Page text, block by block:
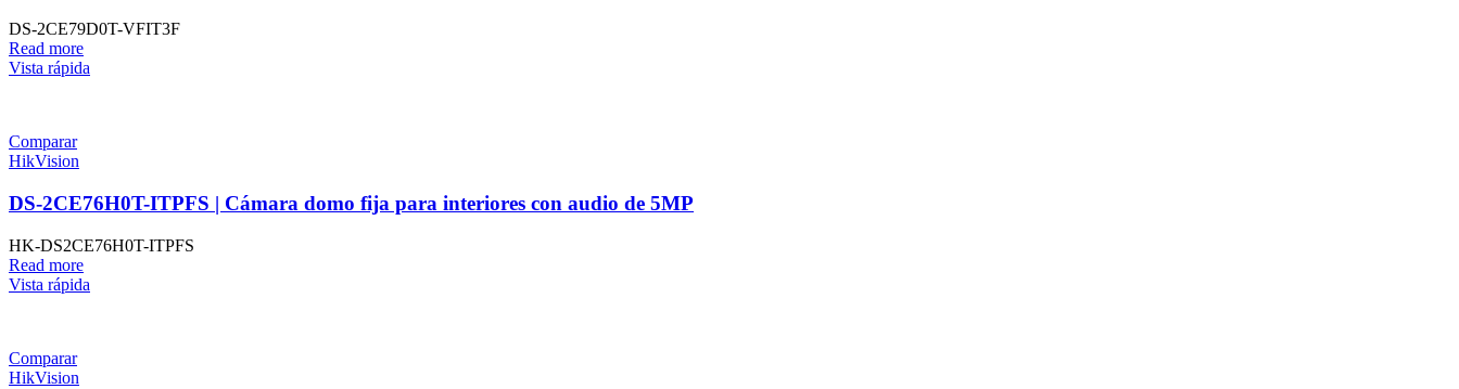
DS-2CE79D0T-VFIT3F
Read more
Vista rápida
Comparar
HikVision
DS-2CE76H0T-ITPFS | Cámara domo fija para interiores con audio de 5MP
HK-DS2CE76H0T-ITPFS
Read more
Vista rápida
Comparar
HikVision